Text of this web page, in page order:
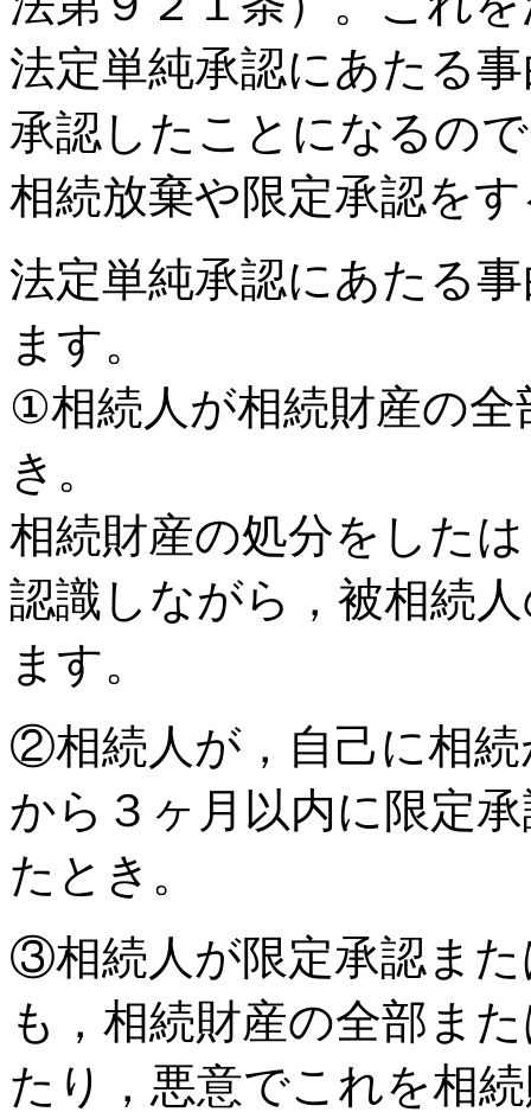
法定単純承認にあたる
承認したことになるの
相続放棄や限定承認を
法定単純承認にあたる
ます。
①相続人が相続財産の
き。
相続財産の処分をした
認識しながら，被相続
ます。
②相続人が，自己に相
から３ヶ月以内に限定
たとき。
③相続人が限定承認ま
も，相続財産の全部ま
たり，悪意でこれを相